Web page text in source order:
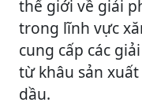
thế giới về giải
trong lĩnh vực
cung cấp các
từ khâu sản
dầu.